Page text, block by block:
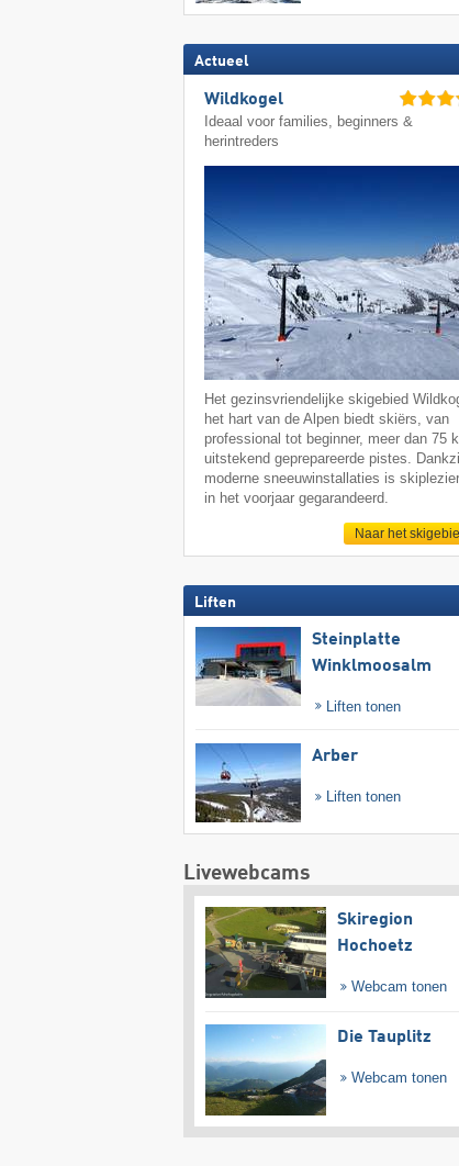
Actueel
Wildkogel
Ideaal voor families, beginners &
herintreders
Het gezinsvriendelijke skigebied
het hart van de Alpen biedt skiërs, van
professional tot beginner, meer dan 75
uitstekend geprepareerde pistes.
moderne sneeuwinstallaties is
in het voorjaar gegarandeerd.
Naar het
Liften
Steinplatte
Winklmoosalm
Liften tonen
Arber
Liften tonen
Livewebcams
Skiregion
Hochoetz
Webcam tonen
Die Tauplitz
Webcam tonen